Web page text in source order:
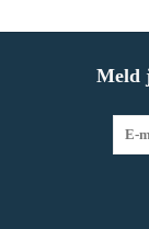
Meld